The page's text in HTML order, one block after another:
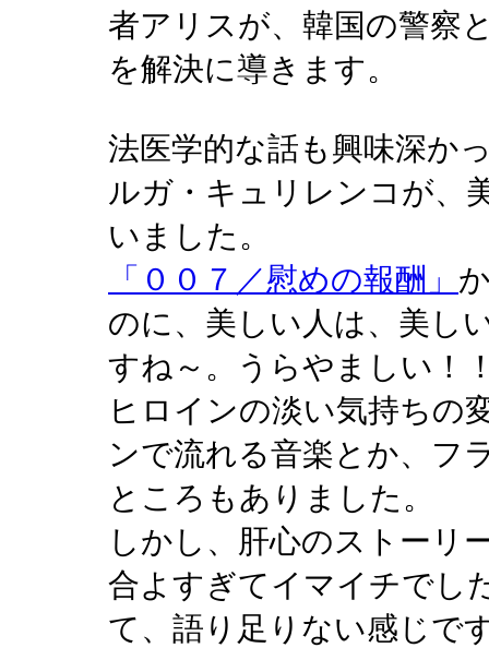
者アリスが、韓国の警察
を解決に導きます。
法医学的な話も興味深か
ルガ・キュリレンコが、
いました。
「００７／慰めの報酬」
のに、美しい人は、美し
すね～。うらやましい！
ヒロインの淡い気持ちの
ンで流れる音楽とか、フ
ところもありました。
しかし、肝心のストーリ
合よすぎてイマイチでし
て、語り足りない感じで